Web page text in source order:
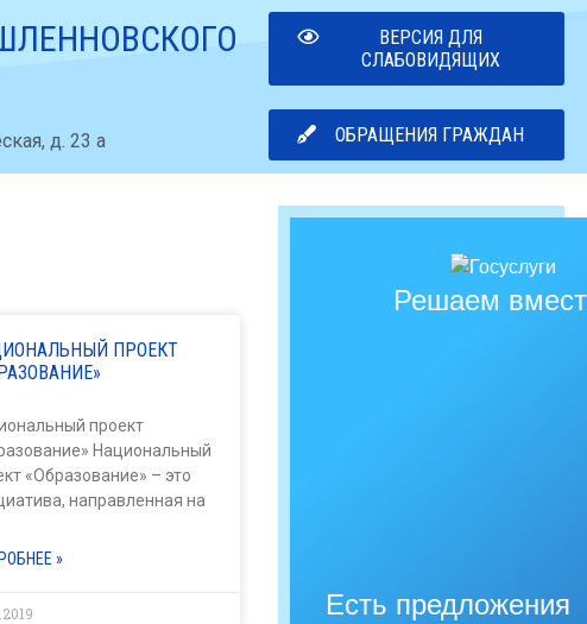
д. 23 а
ВЕРСИЯ ДЛЯ
СЛАБОВИДЯЩИХ
ОБРАЩЕНИЯ ГРАЖДАН
ПРОЕКТ
проект
Национальный
«Образование» – это
направленная на
»
Решаем
Есть предложения